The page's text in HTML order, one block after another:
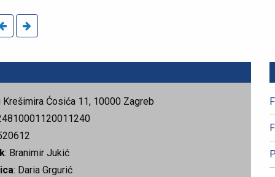
Krešimira Ćosića 11, 10000 Zagreb
: Branimir Jukić
: Daria Grgurić